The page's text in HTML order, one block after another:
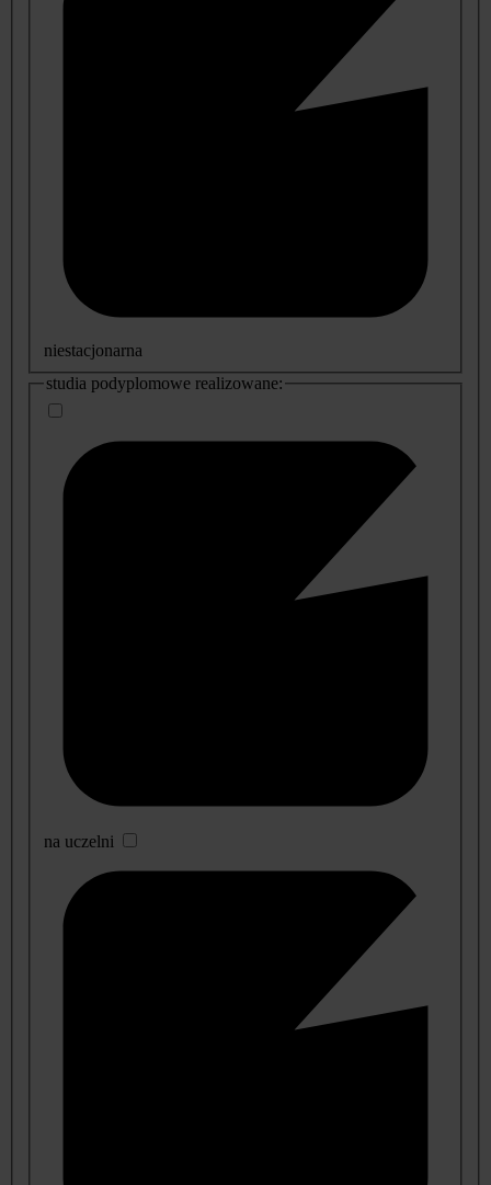
niestacjonarna
studia podyplomowe realizowane:
na uczelni